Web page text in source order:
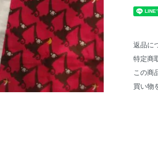
返品に
特定商
この商
買い物